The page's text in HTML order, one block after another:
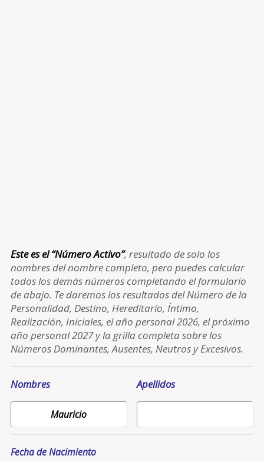
Este es el “Número Activo”, resultado de solo los
nombres del nombre completo, pero puedes calcular
todos los demás números completando el formulario
de abajo. Te daremos los resultados del Número de la
Personalidad, Destino, Hereditario, Íntimo,
Realización, Iniciales, el año personal 2026, el próximo
año personal 2027 y la grilla completa sobre los
Números Dominantes, Ausentes, Neutros y Excesivos.
Nombres Apellidos
Fecha de Nacimiento